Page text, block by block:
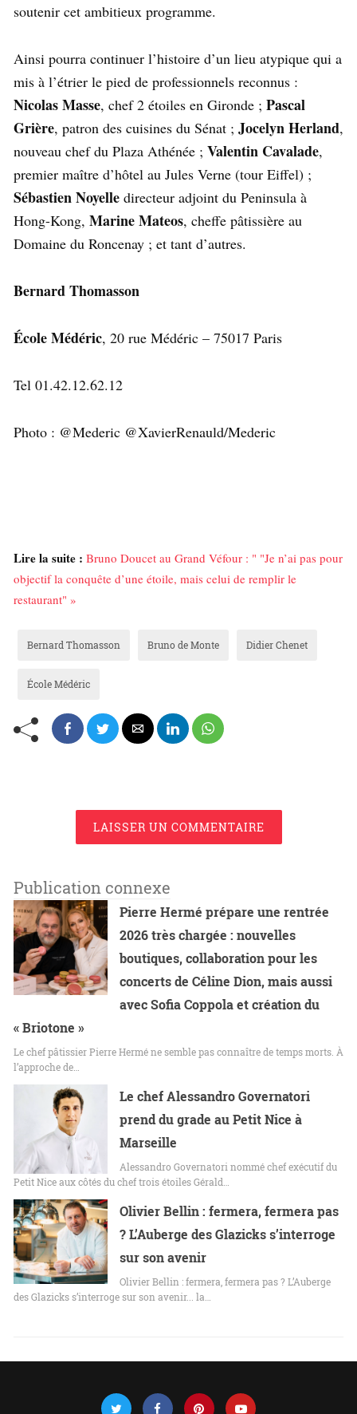
soutenir cet ambitieux programme.
Ainsi pourra continuer l’histoire d’un lieu atypique qui a
mis à l’étrier le pied de professionnels reconnus :
Nicolas Masse, chef 2 étoiles en Gironde ; Pascal
Grière, patron des cuisines du Sénat ; Jocelyn Herland,
nouveau chef du Plaza Athénée ; Valentin Cavalade,
premier maître d’hôtel au Jules Verne (tour Eiffel) ;
Sébastien Noyelle directeur adjoint du Peninsula à
Hong-Kong, Marine Mateos, cheffe pâtissière au
Domaine du Roncenay ; et tant d’autres.
Bernard Thomasson
École Médéric, 20 rue Médéric – 75017 Paris
Tel 01.42.12.62.12
Photo : @Mederic @XavierRenauld/Mederic
Lire la suite : Bruno Doucet au Grand Véfour : " "Je n’ai pas pour
objectif la conquête d’une étoile, mais celui de remplir le
restaurant" »
Bernard Thomasson Bruno de Monte Didier Chenet
École Médéric
LAISSER UN COMMENTAIRE
Publication connexe
Pierre Hermé prépare une rentrée
2026 très chargée : nouvelles
boutiques, collaboration pour les
concerts de Céline Dion, mais aussi
avec Sofia Coppola et création du
« Briotone »
Le chef pâtissier Pierre Hermé ne semble pas connaître de temps morts. À
l’approche de…
Le chef Alessandro Governatori
prend du grade au Petit Nice à
Marseille
Alessandro Governatori nommé chef exécutif du
Petit Nice aux côtés du chef trois étoiles Gérald…
Olivier Bellin : fermera, fermera pas
? L’Auberge des Glazicks s’interroge
sur son avenir
Olivier Bellin : fermera, fermera pas ? L’Auberge
des Glazicks s’interroge sur son avenir... la…